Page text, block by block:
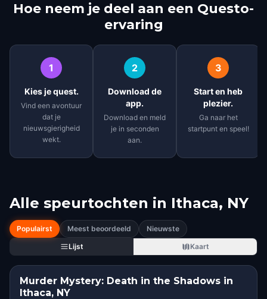
Hoe neem je deel aan een Questo-
ervaring
1
Kies je quest.
Vind een avontuur
dat je
nieuwsgierigheid
wekt.
2
Download de
app.
Download en meld
je in seconden
aan.
3
Start en heb
plezier.
Ga naar het
startpunt en speel!
Alle speurtochten in Ithaca, NY
Populairst Meest beoordeeld
Nieuwste
Lijst
Kaart
Murder Mystery: Death in the Shadows in
Ithaca, NY